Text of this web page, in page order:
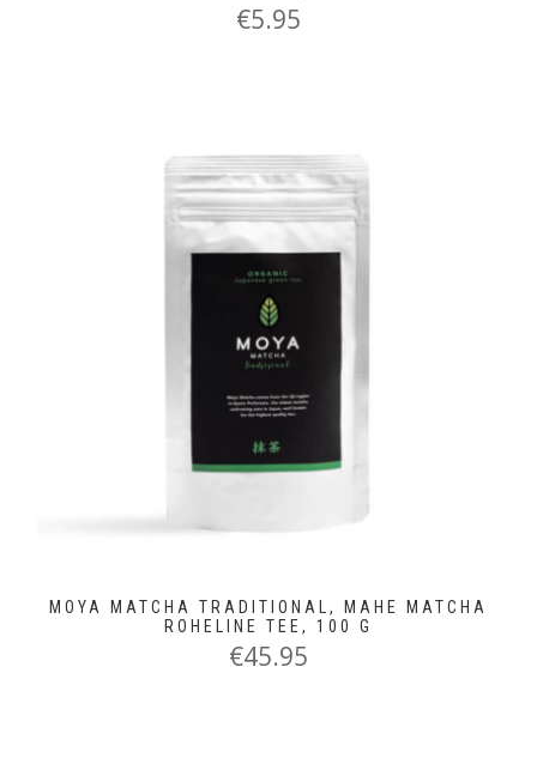
€5.95
MOYA MATCHA TRADITIONAL, MAHE MATCHA
ROHELINE TEE, 100 G
€45.95